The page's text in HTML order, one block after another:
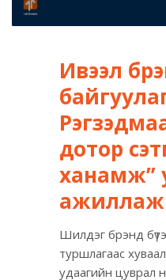
Ивээл
дотор
ханамж”
ажиллаж
Шилдэг брэнд
туршлагаас
удаагийн цуврал